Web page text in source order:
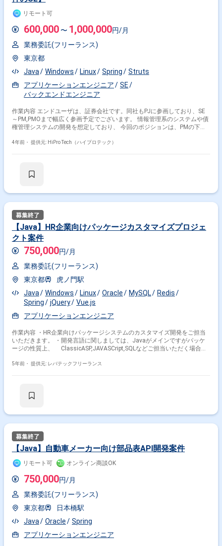
リモート可
600,000 〜 1,000,000円/月
業務委託(フリーランス)
東京都
Java
Windows Linux Spring
Struts
アプリケーションエンジニア
SE
バックエンドエンジニア
作業内容 エンドユーザは、証券会社です。同社もPJに参画しており、SE
～PM,PMOまで幅広く参画予定でございます。 情報管理系のシステムや債
権管理システムの開発を想定しており、 今回のポジションは、PMの下で
ションです。 ■募集背景・課題 取引先証券会社の情報管理系プロジェクト
4年前・ 提供元: HiPro Tech（ハイプロテック）
【Java】HR企業向けパッケージカスタマイズプロジェ
クト案件
750,000円/月
業務委託(フリーランス)
東京都
虎ノ門駅
Java
Windows Linux Oracle MySQL
Redis
Spring
jQuery
Vue.js
アプリケーションエンジニア
作業内容 ・HR企業向けパッケージシステムのカスタマイズ開発をご担当
いただきます。 ・開発言語に関しましては、Javaがメインですがパッケ
ージの性質上、 ClassicASP,JAVASCript,SQLなどご担当いただく場合が
運用開始を想定しております。
5年前・ 提供元: レバテックフリーランス
【Java】自動車メーカー向け部品表API開発案件
リモート可 オンライン商談OK
750,000円/月
業務委託(フリーランス)
東京都
日本橋駅
Java
Oracle
Spring
アプリケーションエンジニア
Spring × 副業
その他開発言語・スキルから探す
Java SpringBoot JavaScript AWS
Oracle
Linux MySQL React
サーバーサイドエンジニア
バックエンドエンジニア